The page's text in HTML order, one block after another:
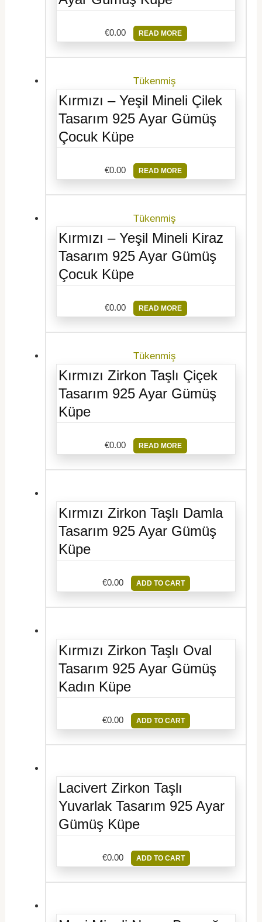
€0.00 READ MORE
Tükenmiş
Kırmızı – Yeşil Mineli Çilek
Tasarım 925 Ayar Gümüş
Çocuk Küpe
€0.00 READ MORE
Tükenmiş
Kırmızı – Yeşil Mineli Kiraz
Tasarım 925 Ayar Gümüş
Çocuk Küpe
€0.00 READ MORE
Tükenmiş
Kırmızı Zirkon Taşlı Çiçek
Tasarım 925 Ayar Gümüş
Küpe
€0.00 READ MORE
Kırmızı Zirkon Taşlı Damla
Tasarım 925 Ayar Gümüş
Küpe
€0.00 ADD TO CART
Kırmızı Zirkon Taşlı Oval
Tasarım 925 Ayar Gümüş
Kadın Küpe
€0.00 ADD TO CART
Lacivert Zirkon Taşlı
Yuvarlak Tasarım 925 Ayar
Gümüş Küpe
€0.00 ADD TO CART